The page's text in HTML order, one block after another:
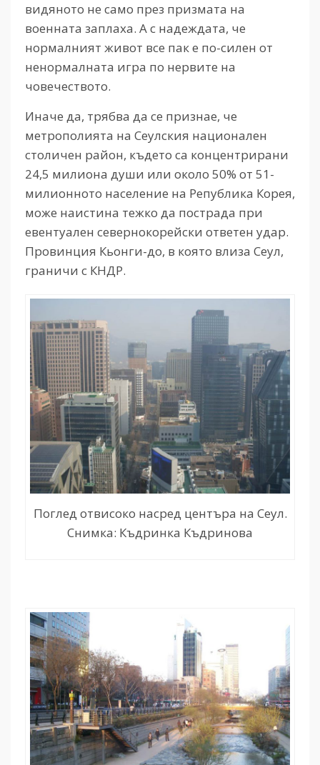
видяното не само през призмата на
военната заплаха. А с надеждата, че
нормалният живот все пак е по-силен от
ненормалната игра по нервите на
човечеството.
Иначе да, трябва да се признае, че
метрополията на Сеулския национален
столичен район, където са концентрирани
24,5 милиона души или около 50% от 51-
милионното население на Република Корея,
може наистина тежко да пострада при
евентуален севернокорейски ответен удар.
Провинция Кьонги-до, в която влиза Сеул,
граничи с КНДР.
Поглед отвисоко насред центъра на Сеул.
Снимка: Къдринка Къдринова